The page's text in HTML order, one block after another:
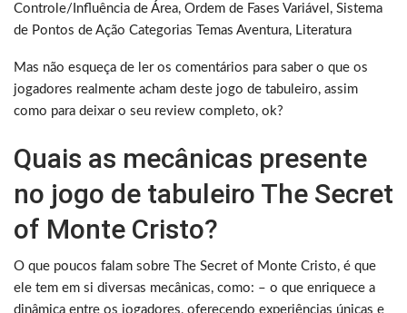
Controle/Influência de Área, Ordem de Fases Variável, Sistema
de Pontos de Ação Categorias Temas Aventura, Literatura
Mas não esqueça de ler os comentários para saber o que os
jogadores realmente acham deste jogo de tabuleiro, assim
como para deixar o seu review completo, ok?
Quais as mecânicas presente
no jogo de tabuleiro The Secret
of Monte Cristo?
O que poucos falam sobre The Secret of Monte Cristo, é que
ele tem em si diversas mecânicas, como: – o que enriquece a
dinâmica entre os jogadores, oferecendo experiências únicas e